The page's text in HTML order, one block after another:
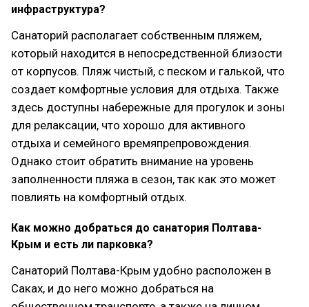
инфраструктура?
Санаторий располагает собственным пляжем,
который находится в непосредственной близости
от корпусов. Пляж чистый, с песком и галькой, что
создает комфортные условия для отдыха. Также
здесь доступны набережные для прогулок и зоны
для релаксации, что хорошо для активного
отдыха и семейного времяпрепровождения.
Однако стоит обратить внимание на уровень
заполненности пляжа в сезон, так как это может
повлиять на комфортный отдых.
Как можно добраться до санатория Полтава-
Крым и есть ли парковка?
Санаторий Полтава-Крым удобно расположен в
Саках, и до него можно добраться на